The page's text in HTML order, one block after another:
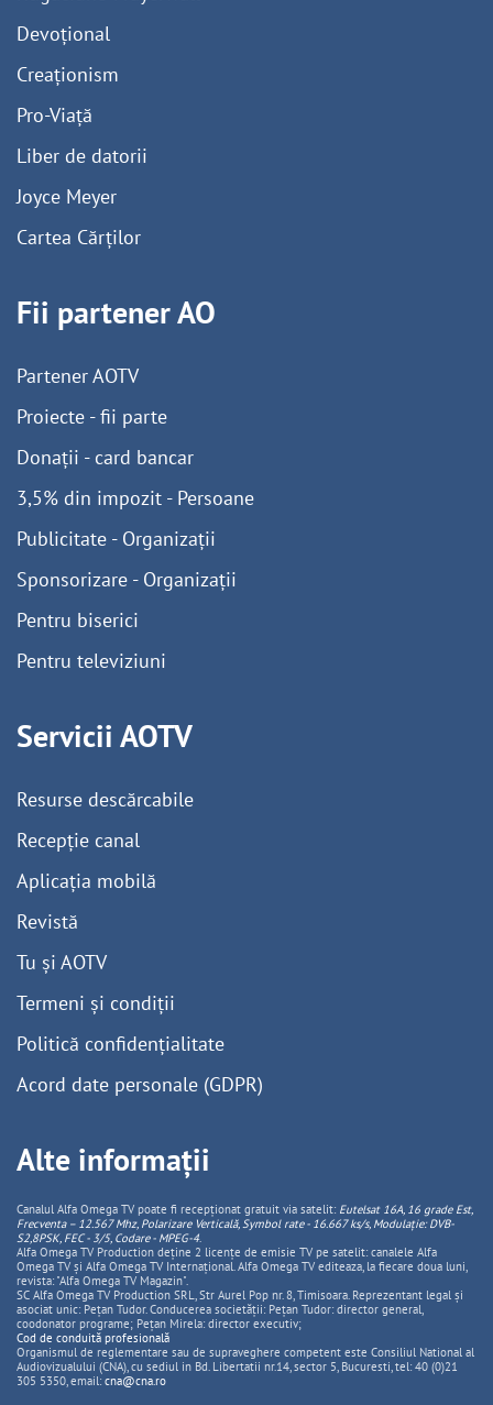
Devoțional
Creaționism
Pro-Viață
Liber de datorii
Joyce Meyer
Cartea Cărților
Fii partener AO
Partener AOTV
Proiecte - fii parte
Donații - card bancar
3,5% din impozit - Persoane
Publicitate - Organizații
Sponsorizare - Organizații
Pentru biserici
Pentru televiziuni
Servicii AOTV
Resurse descărcabile
Recepție canal
Aplicația mobilă
Revistă
Tu și AOTV
Termeni și condiții
Politică confidențialitate
Acord date personale (GDPR)
Alte informații
Canalul Alfa Omega TV poate fi recepționat gratuit via satelit: Eutelsat 16A, 16 grade Est,
Frecventa – 12.567 Mhz, PolarizareVerticală, Symbol rate - 16.667 ks/s, Modulație: DVB-
S2,8PSK, FEC - 3/5, Codare - MPEG-4.
Alfa Omega TV Production deține 2 licențe de emisie TV pe satelit: canalele Alfa
Omega TV și Alfa Omega TV Internațional. Alfa Omega TV editeaza, la fiecare doua luni,
revista: "Alfa Omega TV Magazin".
SC Alfa Omega TV Production SRL, Str Aurel Pop nr. 8, Timisoara. Reprezentant legal și
asociat unic: Pețan Tudor. Conducerea societății: Pețan Tudor: director general,
coodonator programe; Pețan Mirela: director executiv;
Cod de conduită profesională
Organismul de reglementare sau de supraveghere competent este Consiliul National al
Audiovizualului (CNA), cu sediul in Bd. Libertatii nr.14, sector 5, Bucuresti, tel: 40 (0)21
305 5350, email: cna@cna.ro